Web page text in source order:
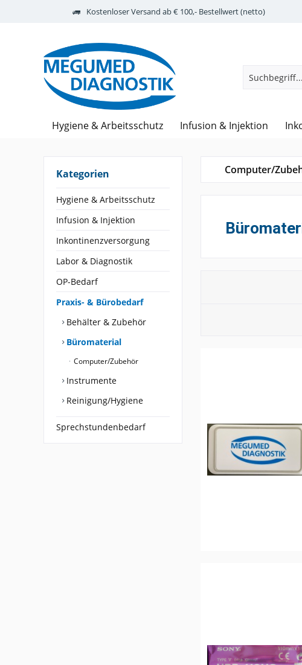
Kostenloser Versand ab € 100,- Bestellwert (netto)
Hygiene & Arbeitsschutz Infusion & Injektion
Kategorien
Hygiene & Arbeitsschutz
Infusion & Injektion
Inkontinenzversorgung
Labor & Diagnostik
OP-Bedarf
Praxis- & Bürobedarf
Behälter & Zubehör
Büromaterial
Computer/Zubehör
Instrumente
Reinigung/Hygiene
Sprechstundenbedarf
Computer/